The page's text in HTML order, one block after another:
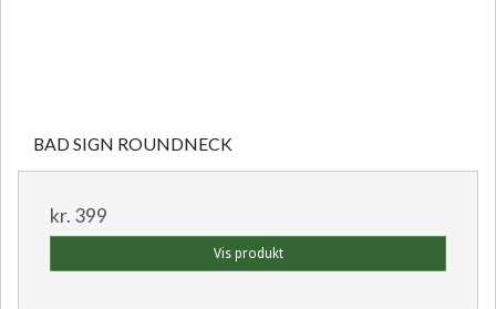
BAD SIGN ROUNDNECK
kr. 399
Vis produkt